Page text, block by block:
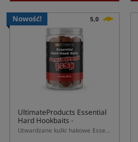
Nowość! 5,0
UltimateProducts Essential
Hard Hookbaits -
Strawberry Fish
Utwardzane kulki hakowe Essential Strawberry Fish